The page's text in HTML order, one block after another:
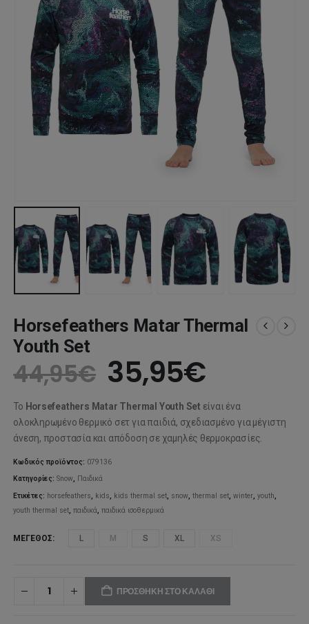
Horsefeathers Matar Thermal
Youth Set
44,95€ Original
price
was:
44,95€.
35,95€Η
τιμή
είναι:
Το Horsefeathers Matar Thermal Youth Set είναι ένα
ολοκληρωμένο θερμικό σετ για παιδιά, σχεδιασμένο για μέγιστη
άνεση, προστασία και απόδοση σε χαμηλές θερμοκρασίες.
Κωδικός προϊόντος: 079136
Κατηγορίες:Snow, Παιδικά
Ετικέτες: horsefeathers, kids, kids thermal set, snow,thermal set,winter,youth,
youth thermal set,παιδικά,παιδικά ισοθερμικά
ΜΈΓΕΘΟΣ L M S XL XS
ΠΡΟΣΘΉΚΗ ΣΤΟ ΚΑΛΆΘΙ